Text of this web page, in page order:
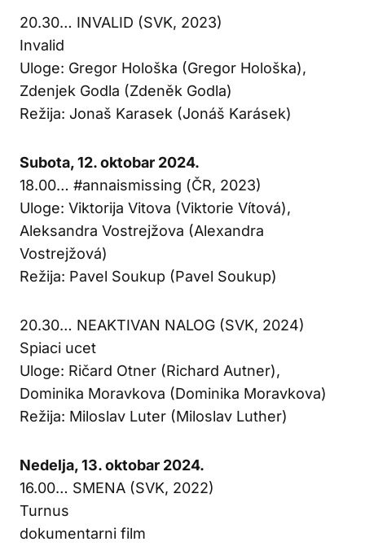
20.30… INVALID (SVK, 2023)
Invalid
Uloge: Gregor Hološka (Gregor Hološka),
Zdenjek Godla (Zdeněk Godla)
Režija: Jonaš Karasek (Jonáš Karásek)
Subota, 12. oktobar 2024.
18.00… #annaismissing (ČR, 2023)
Uloge: Viktorija Vitova (Viktorie Vítová),
Aleksandra Vostrejžova (Alexandra
Vostrejžová)
Režija: Pavel Soukup (Pavel Soukup)
20.30… NEAKTIVAN NALOG (SVK, 2024)
Spiaci ucet
Uloge: Ričard Otner (Richard Autner),
Dominika Moravkova (Dominika Moravkova)
Režija: Miloslav Luter (Miloslav Luther)
Nedelja, 13. oktobar 2024.
16.00… SMENA (SVK, 2022)
Turnus
dokumentarni film